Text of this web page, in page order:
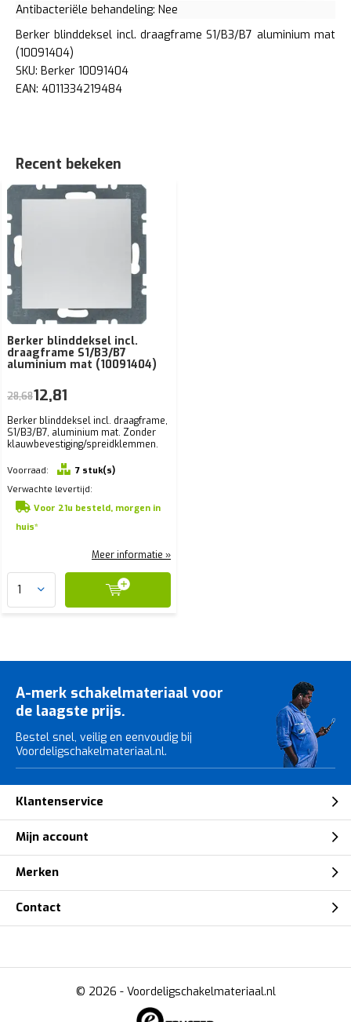
Antibacteriële behandeling: Nee
Berker blinddeksel incl. draagframe S1/B3/B7 aluminium mat
(10091404)
SKU: Berker 10091404
EAN: 4011334219484
Recent bekeken
Berker blinddeksel incl.
draagframe S1/B3/B7
aluminium mat (10091404)
Berker blinddeksel incl. draagframe,
S1/B3/B7, aluminium mat. Zonder
klauwbevestiging/spreidklemmen.
Voorraad:
7 stuk(s)
Verwachte levertijd:
Voor 21u besteld, morgen in
huis*
28,6812,81
Meer informatie »
A-merk schakelmateriaal voor
de laagste prijs.
Bestel snel, veilig en eenvoudig bij
Voordeligschakelmateriaal.nl.
Klantenservice
Mijn account
Merken
Contact
© 2026 - Voordeligschakelmateriaal.nl